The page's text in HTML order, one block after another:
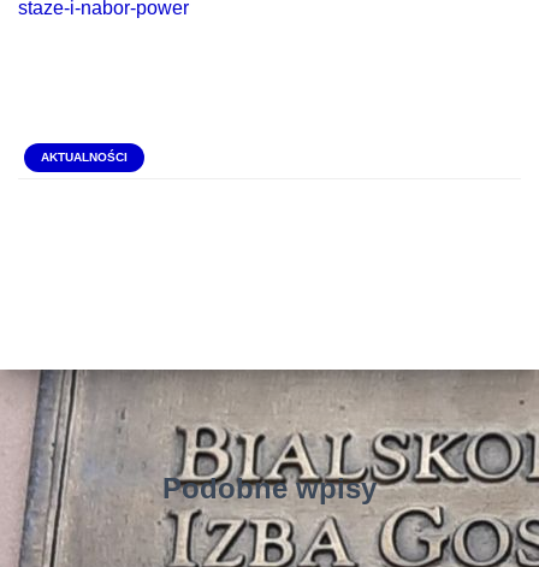
staze-i-nabor-power
AKTUALNOŚCI
Podobne wpisy